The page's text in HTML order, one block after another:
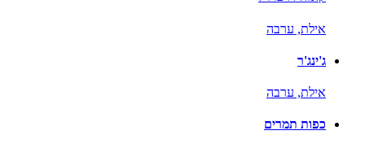
אילת, ערבה
ג'ינג'ר
אילת, ערבה
כפות תמרים